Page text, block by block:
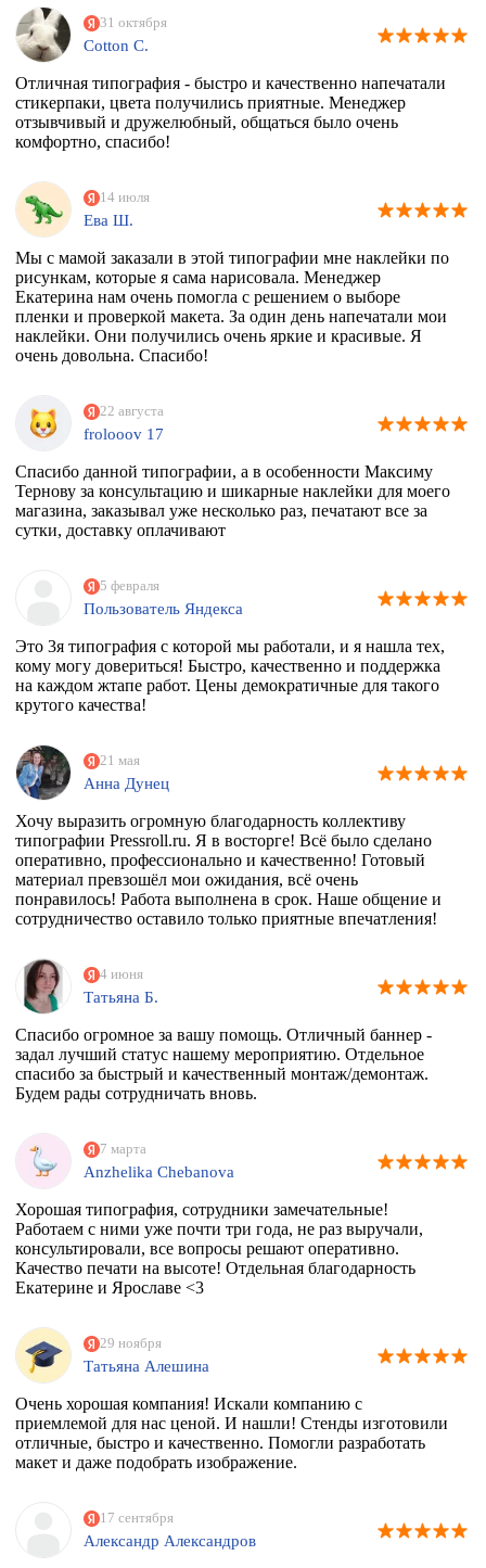
31 октября
Cotton C.
Отличная типография - быстро и качественно напечатали
стикерпаки, цвета получились приятные. Менеджер
отзывчивый и дружелюбный, общаться было очень
комфортно, спасибо!
14 июля
Ева Ш.
Мы с мамой заказали в этой типографии мне наклейки по
рисункам, которые я сама нарисовала. Менеджер
Екатерина нам очень помогла с решением о выборе
пленки и проверкой макета. За один день напечатали мои
наклейки. Они получились очень яркие и красивые. Я
очень довольна. Спасибо!
22 августа
frolooov 17
Спасибо данной типографии, а в особенности Максиму
Тернову за консультацию и шикарные наклейки для моего
магазина, заказывал уже несколько раз, печатают все за
сутки, доставку оплачивают
5 февраля
Пользователь Яндекса
Это 3я типография с которой мы работали, и я нашла тех,
кому могу довериться! Быстро, качественно и поддержка
на каждом жтапе работ. Цены демократичные для такого
крутого качества!
21 мая
Анна Дунец
Хочу выразить огромную благодарность коллективу
типографии Pressroll.ru. Я в восторге! Всё было сделано
оперативно, профессионально и качественно! Готовый
материал превзошёл мои ожидания, всё очень
понравилось! Работа выполнена в срок. Наше общение и
сотрудничество оставило только приятные впечатления!
4 июня
Татьяна Б.
Спасибо огромное за вашу помощь. Отличный баннер -
задал лучший статус нашему мероприятию. Отдельное
спасибо за быстрый и качественный монтаж/демонтаж.
Будем рады сотрудничать вновь.
7 марта
Anzhelika Chebanova
Хорошая типография, сотрудники замечательные!
Работаем с ними уже почти три года, не раз выручали,
консультировали, все вопросы решают оперативно.
Качество печати на высоте! Отдельная благодарность
Екатерине и Ярославе <3
29 ноября
Татьяна Алешина
Очень хорошая компания! Искали компанию с
приемлемой для нас ценой. И нашли! Стенды изготовили
отличные, быстро и качественно. Помогли разработать
макет и даже подобрать изображение.
17 сентября
Александр Александров